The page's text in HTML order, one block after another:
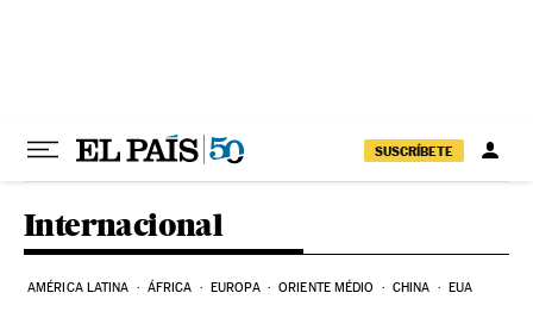
SUSCRÍBETE
Internacional
AMÉRICA LATINA ÁFRICA EUROPA ORIENTE MÉDIO CHINA EUA